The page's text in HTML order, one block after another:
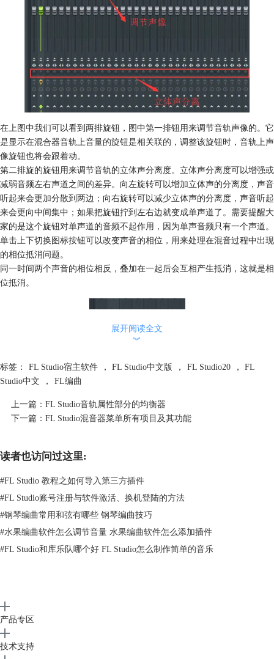
在上图中我们可以看到两排旋钮，图中第一排钮用来调节音轨声像的。它
是显示在混合器音轨上音量的旋钮是相关联的，调整该旋钮时，音轨上声
像旋钮也将会跟着动。
第二排旋的旋钮用来调节音轨的立体声分离度。立体声分离度可以增强或
减弱音频左右声道之间的差异。向左旋转可以增加立体声的分离度，声音
听起来会更加分散到两边；向右旋转可以减少立体声的分离度，声音听起
来会更向中间集中；如果把旋钮拧到左右边就变成单声道了。需要提醒大
家的是这个旋钮对单声道的音频不起作用，因为单声音频只有一个声道。
单击上下切换图标按钮可以改变声音的相位，用来处理在混音过程中出现
的相位抵消问题。
同一时间两个声音的相位相反，叠加在一起后会互相产生抵消，这就是相
位抵消。
单击左右切换图标按钮可以交换立体声左右声道的位置，会和原来的声道
这些按钮和推子的左下方有一个音量和声像图示，在其中可以数遍按住拖
动来调整音量和声像。
行更近一步地学习。
展开阅读全文
︾
标签： FL Studio宿主软件 ， FL Studio中文版 ， FL Studio20 ，
FL
Studio中文
， FL编曲
上一篇： FL Studio音轨属性部分的均衡器
下一篇： FL Studio混音器菜单所有项目及其功能
读者也访问过这里:
#FL Studio 教程之如何导入第三方插件
#FL Studio账号注册与软件激活、换机登陆的方法
#钢琴编曲常用和弦有哪些 钢琴编曲技巧
#水果编曲软件怎么调节音量 水果编曲软件怎么添加插件
#FL Studio和库乐队哪个好 FL Studio怎么制作简单的音乐
产品专区
技术支持